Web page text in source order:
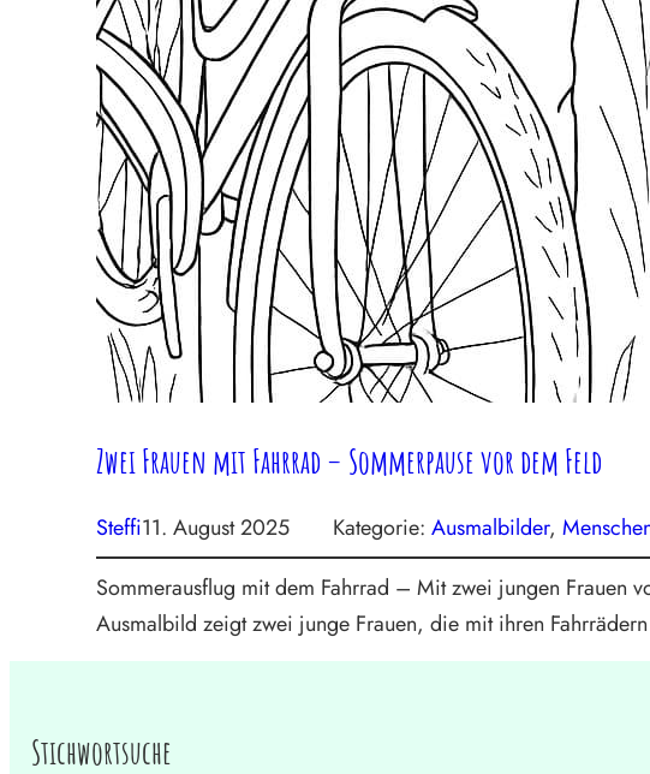
Zwei Frauen mit Fahrrad – Sommerpause vor dem Feld
Steffi11. August 2025 Kategorie: Ausmalbilder,
Sommerausflug mit dem Fahrrad – Mit zwei jungen Frauen
Ausmalbild zeigt zwei junge Frauen, die mit ihren
Stichwortsuche